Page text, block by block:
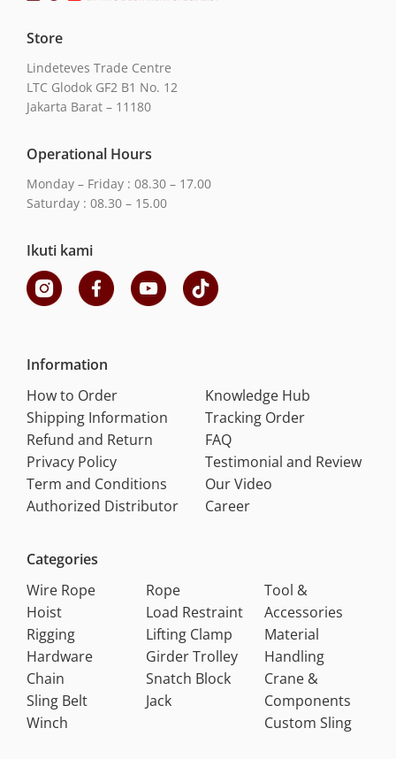
Store
Lindeteves Trade Centre
LTC Glodok GF2 B1 No. 12
Jakarta Barat – 11180
Operational Hours
Monday – Friday : 08.30 – 17.00
Saturday : 08.30 – 15.00
Ikuti kami
Information
How to Order
Shipping Information
Refund and Return
Privacy Policy
Term and Conditions
Authorized Distributor
Knowledge Hub
Tracking Order
FAQ
Testimonial and Review
Our Video
Career
Categories
Wire Rope
Hoist
Rigging
Hardware
Chain
Sling Belt
Winch
Rope
Load Restraint
Lifting Clamp
Girder Trolley
Snatch Block
Jack
Tool &
Accessories
Material
Handling
Crane &
Components
Custom Sling